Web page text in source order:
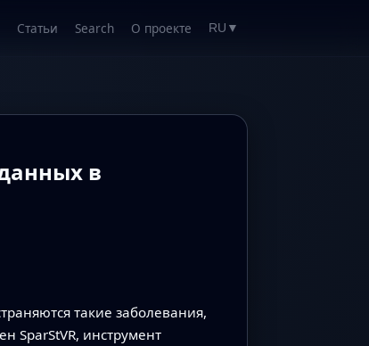
Статьи Search О проекте RU ▼
в
такие заболевания,
SparStVR, инструмент